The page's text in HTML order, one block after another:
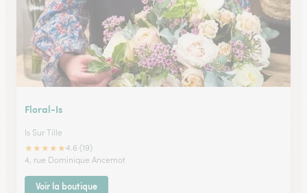
Floral-Is
Is Sur Tille
★★★★★4.6 (19)
4, rue Dominique Ancemot
Voir la boutique